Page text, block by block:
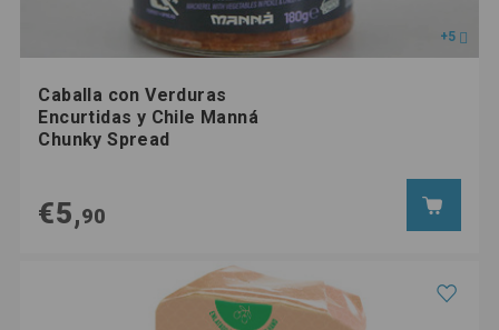
+5
Caballa con Verduras
Encurtidas y Chile Manná
Chunky Spread
€5,90